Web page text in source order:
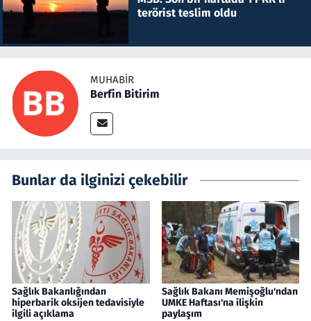
terörist teslim oldu
MUHABIR
Berfin Bitirim
Bunlar da ilginizi çekebilir
Sağlık Bakanlığından
hiperbarik oksijen tedavisiyle
ilgili açıklama
Sağlık Bakanı Memişoğlu'ndan
UMKE Haftası'na ilişkin
paylaşım